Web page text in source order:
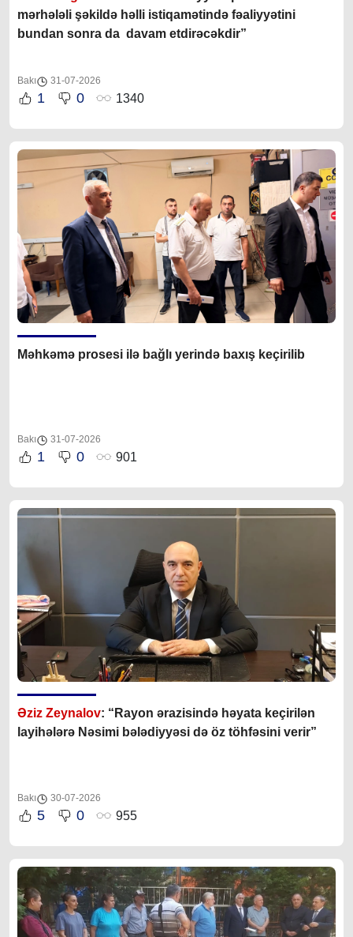
mərhələli şəkildə həlli istiqamətində fəaliyyətini
bundan sonra da davam etdirəcəkdir”
Bakı 31-07-2026
1 0 1340
Məhkəmə prosesi ilə bağlı yerində baxış keçirilib
Bakı 31-07-2026
1 0 901
Əziz Zeynalov: “Rayon ərazisində həyata keçirilən
layihələrə Nəsimi bələdiyyəsi də öz töhfəsini verir”
Bakı 30-07-2026
5 0 955